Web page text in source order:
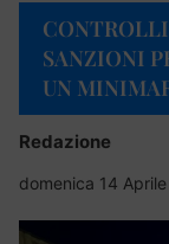
SANZIONI
UN
Redazione
domenica 14